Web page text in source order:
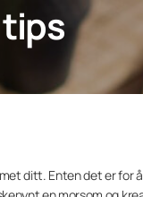
ditt. Enten det er for